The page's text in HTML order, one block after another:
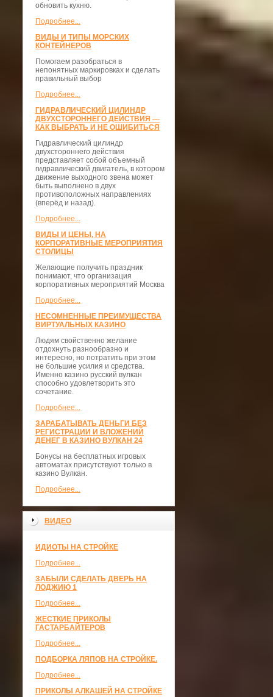
обновить кухню.
Подробнее...
ВИДЫ И ТИПЫ МОРСКИХ
КОНТЕЙНЕРОВ
Помогаем разобраться в
непонятных маркировках и сделать
правильный выбор
Подробнее...
ГИДРАВЛИЧЕСКИЙ ЦИЛИНДР
ДВУХСТОРОННЕГО ДЕЙСТВИЯ —
КАК ВЫБРАТЬ И НЕ ОШИБИТЬСЯ
Гидравлический цилиндр
двухстороннего действия
представляет собой объемный
гидравлический двигатель, в котором
движение выходного звена может
быть выполнено в двух
противоположных направлениях
(вперёд и назад).
Подробнее...
ВИДЫ И ЦЕНЫ, НА
КОРПОРАТИВНЫЕ МЕРОПРИЯТИЯ
СТОЛИЦЫ
Желающие получить праздник
понимают, что организация
корпоративных мероприятий Москва
Подробнее...
НЕСОМНЕННЫЕ ПРЕИМУЩЕСТВА
ВИРТУАЛЬНЫХ КАЗИНО
Людям свойственно желание
отдохнуть разнообразно и
интересно, но потратить при этом
не большие усилия и средства.
Именно казино русский вулкан
способно удовлетворить это
сочетание.
Подробнее...
ЗАРАБАТЫВАТЬ ДЕНЬГИ БЕЗ
РЕГИСТРАЦИИ И ВЛОЖЕНИЙ
ДЕНЕГ В КАЗИНО ВУЛКАН 24
Бонусы на бесплатных игровых
автоматах присутствуют только в
казино Вулкан.
Подробнее...
ВИДЕО
ИДИОТЫ НА СТРОЙКЕ
Подробнее...
ЗАБЫЛИ СДЕЛАТЬ ДВЕРЬ НА
ЛОДЖИЮ 1
Подробнее...
ЖЕСТКИЕ ПРИКОЛЫ
ГАСТАРБАЙТЕРОВ
Подробнее...
ПОДБОРКА ЛЯПОВ НА СТРОЙКЕ.
Подробнее...
ПРИКОЛЫ АЛКАШЕЙ НА СТРОЙКЕ